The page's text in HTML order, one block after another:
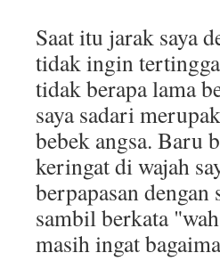
Saat itu jarak saya
tidak ingin
tidak berapa lama
saya sadari
bebek angsa. Baru
keringat di wajah
berpapasan dengan
sambil berkata
masih ingat